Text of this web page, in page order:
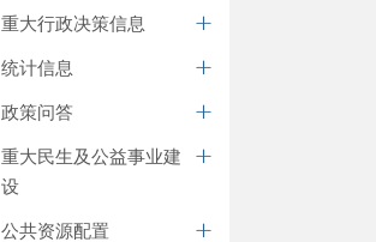
重大行政决策信息
统计信息
政策问答
重大民生及公益事业建
设
公共资源配置